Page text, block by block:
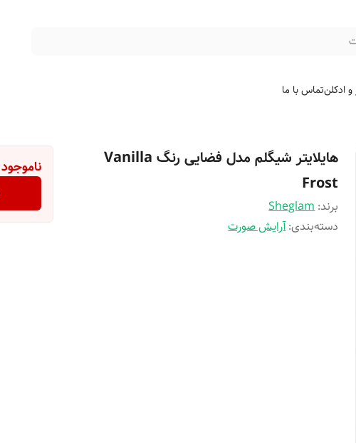
ادکلنتماس با ما
هایلایتر شیگلم مدل فضایی رنگ Vanilla
Frost
برند:Sheglam
دسته‌بندی:آرایش صورت
ناموجود